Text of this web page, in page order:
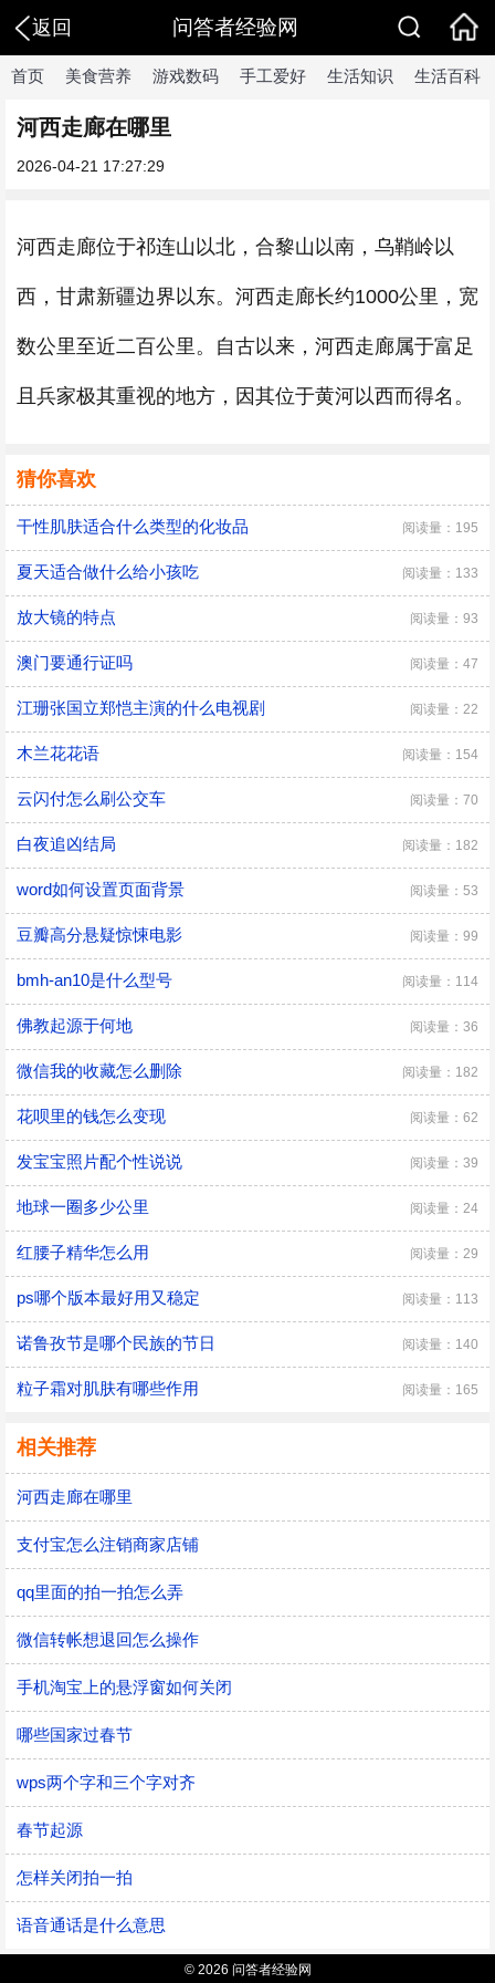
返回 问答者经验网
首页 美食营养 游戏数码 手工爱好 生活知识 生活百科
河西走廊在哪里
2026-04-21 17:27:29
河西走廊位于祁连山以北，合黎山以南，乌鞘岭以
西，甘肃新疆边界以东。河西走廊长约1000公里，宽
数公里至近二百公里。自古以来，河西走廊属于富足
且兵家极其重视的地方，因其位于黄河以西而得名。
猜你喜欢
干性肌肤适合什么类型的化妆品 阅读量：195
夏天适合做什么给小孩吃 阅读量：133
放大镜的特点 阅读量：93
澳门要通行证吗 阅读量：47
江珊张国立郑恺主演的什么电视剧 阅读量：22
木兰花花语 阅读量：154
云闪付怎么刷公交车 阅读量：70
白夜追凶结局 阅读量：182
word如何设置页面背景 阅读量：53
豆瓣高分悬疑惊悚电影 阅读量：99
bmh-an10是什么型号 阅读量：114
佛教起源于何地 阅读量：36
微信我的收藏怎么删除 阅读量：182
花呗里的钱怎么变现 阅读量：62
发宝宝照片配个性说说 阅读量：39
地球一圈多少公里 阅读量：24
红腰子精华怎么用 阅读量：29
ps哪个版本最好用又稳定 阅读量：113
诺鲁孜节是哪个民族的节日 阅读量：140
粒子霜对肌肤有哪些作用 阅读量：165
相关推荐
河西走廊在哪里
支付宝怎么注销商家店铺
qq里面的拍一拍怎么弄
微信转帐想退回怎么操作
手机淘宝上的悬浮窗如何关闭
哪些国家过春节
wps两个字和三个字对齐
春节起源
怎样关闭拍一拍
语音通话是什么意思
© 2026 问答者经验网